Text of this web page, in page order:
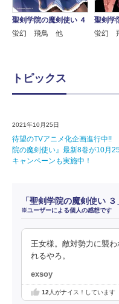
聖剣学院の魔剣使い ４
蛍幻 飛鳥 他
聖剣学
蛍幻
トピックス
2021年10月25日
待望のTVアニメ化企画進行中!!
院の魔剣使い』最新8巻が10月
キャンペーンも実施中！
「聖剣学院の魔剣使い
※ユーザーによる個人の感想です
王女様。敵対勢力に襲
れるやろ。
exsoy
12 人がナイス！しています